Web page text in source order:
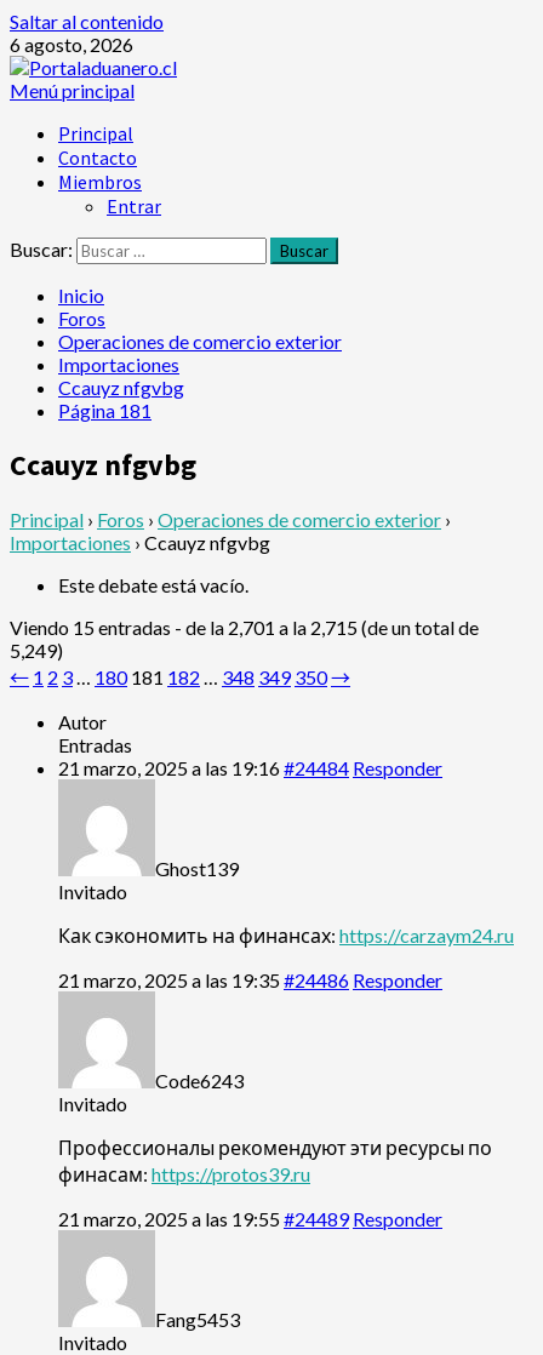
Saltar al contenido
6 agosto, 2026
Menú principal
Principal
Contacto
Miembros
Entrar
Buscar:
Inicio
Foros
Operaciones de comercio exterior
Importaciones
Ccauyz nfgvbg
Página 181
Ccauyz nfgvbg
Principal › Foros › Operaciones de comercio exterior ›
Importaciones › Ccauyz nfgvbg
Este debate está vacío.
Viendo 15 entradas - de la 2,701 a la 2,715 (de un total de
5,249)
← 1 2 3… 180 181 182 … 348 349 350→
Autor
Entradas
21 marzo, 2025 a las 19:16#24484 Responder
Ghost139
Invitado
Как сэкономить на финансах: https://carzaym24.ru
21 marzo, 2025 a las 19:35#24486 Responder
Code6243
Invitado
Профессионалы рекомендуют эти ресурсы по
финасам: https://protos39.ru
21 marzo, 2025 a las 19:55#24489 Responder
Fang5453
Invitado